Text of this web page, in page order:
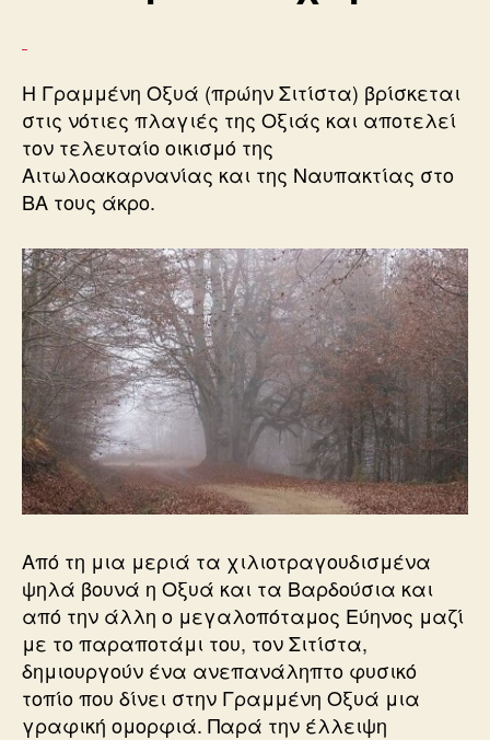
Η Γραμμένη Οξυά (πρώην Σιτίστα) βρίσκεται
στις νότιες πλαγιές της Οξιάς και αποτελεί
τον τελευταίο οικισμό της
Αιτωλοακαρνανίας και της Ναυπακτίας στο
ΒΑ τους άκρο.
Από τη μια μεριά τα χιλιοτραγουδισμένα
ψηλά βουνά η Οξυά και τα Βαρδούσια και
από την άλλη ο μεγαλοπόταμος Εύηνος μαζί
με το παραποτάμι του, τον Σιτίστα,
δημιουργούν ένα ανεπανάληπτο φυσικό
τοπίο που δίνει στην Γραμμένη Οξυά μια
γραφική ομορφιά. Παρά την έλλειψη